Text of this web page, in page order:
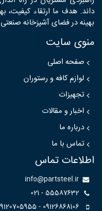
داند. هدف ما ارتقاء کیفیت،
بهینه در فضای آشپزخانه
منوی سایت
صفحه اصلی
لوازم کافه و رستوران
تجهیزات
اخبار و مقالات
درباره ما
تماس با ما
اطلاعات تماس
info@partsteel.ir
55587632 - 021
09126868106 - 09120705955